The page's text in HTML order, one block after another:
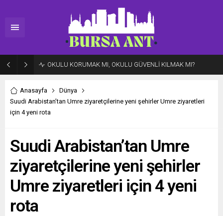
OKULU KORUMAK MI, OKULU GÜVENLİ KILMAK MI?
Anasayfa
Dünya
Suudi Arabistan’tan Umre ziyaretçilerine yeni şehirler Umre ziyaretleri
için 4 yeni rota
Suudi Arabistan’tan Umre
ziyaretçilerine yeni şehirler
Umre ziyaretleri için 4 yeni
rota